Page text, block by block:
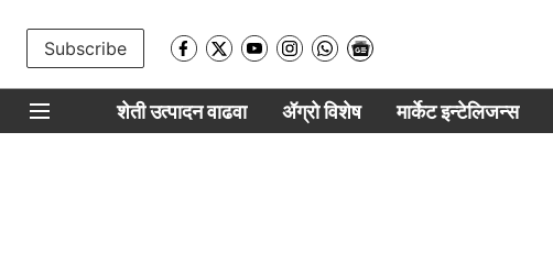
Subscribe
शेती उत्पादन वाढवा ॲग्रो विशेष मार्केट इन्टेलिजन्स